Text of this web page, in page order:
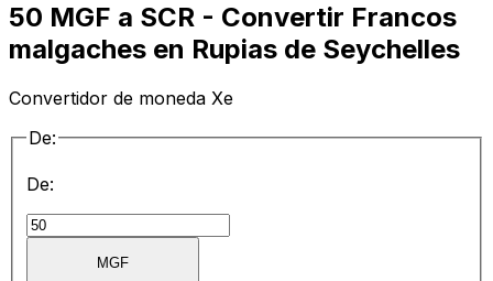
50 MGF a SCR - Convertir Francos
malgaches en Rupias de Seychelles
Convertidor de moneda Xe
De:
De:
MGF